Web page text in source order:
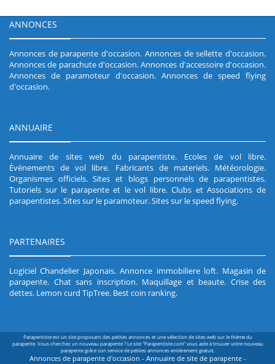
ANNONCES
Annonces de parapente d'occasion. Annonces de sellette d'occasion.
Annonces de parachute d'occasion.Annonces d'accessoire d'occasion.
Annonces de paramoteur d'occasion. Annonces de speed flying
d'occasion.
ANNUAIRE
Annuaire de sites web du parapentiste. Ecoles de vol libre.
Événements de vol libre. Fabricants de materiels. Météorologie.
Organismes officiels.Sites et blogs personnels de parapentistes.
Tutoriels sur le parapente et le vol libre.Clubs et Associations de
parapentistes.Sites sur le paramoteur.Sites sur le speed flying.
PARTENAIRES
Logiciel Chandelier Japonais.Annonce immobiliere loft. Magasin de
parapente. Chat sans inscription. Maquillage et beaute. Crise des
dettes. Lemon curd TipTree. Best coin ranking.
Parapentiste est un site proposant des petites annonces et une sélection de sites web sur le thème du
parapente. Vous cherchez un nouveau parapente ? Le site "Parapentiste.com" vous aide à trouver votre nouveau
parapente grâce son service de petites annonces entièrement gratuit.
Annonces de parapente d'occasion - Annuaire de site de parapente -